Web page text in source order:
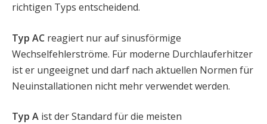
richtigen Typs entscheidend.
Typ AC reagiert nur auf sinusförmige
Wechselfehlerströme. Für moderne Durchlauferhitzer
ist er ungeeignet und darf nach aktuellen Normen für
Neuinstallationen nicht mehr verwendet werden.
Typ A ist der Standard für die meisten